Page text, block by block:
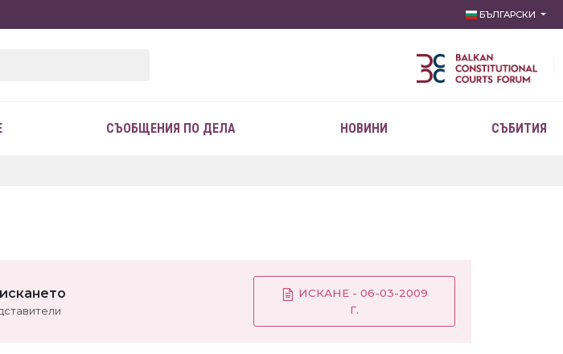
БЪЛГАРСКИ
СЪОБЩЕНИЯ ПО ДЕЛА НОВИНИ СЪБИТИЯ
ИСКАНЕ - 06-03-2009
Г.